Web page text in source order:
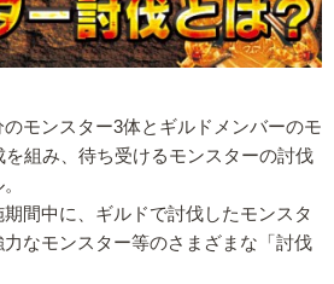
モンスター3体とギルドメンバーのモ
を組み、待ち受けるモンスターの討伐
期間中に、ギルドで討伐したモンスタ
なモンスター等のさまざまな「討伐